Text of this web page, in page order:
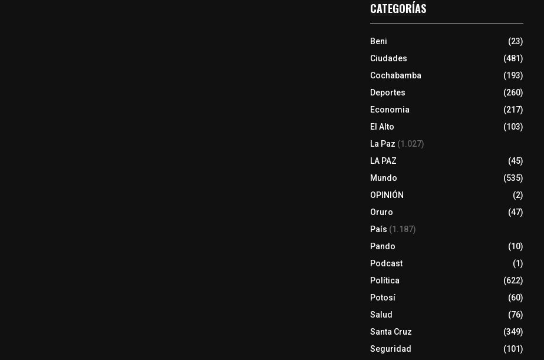
CATEGORÍAS
Beni
(23)
Ciudades
(481)
Cochabamba
(193)
Deportes
(260)
Economia
(217)
El Alto
(103)
La Paz (1.027)
LA PAZ
(45)
Mundo
(535)
OPINIÓN
(2)
Oruro
(47)
País (1.187)
Pando
(10)
Podcast
(1)
Política
(622)
Potosí
(60)
Salud
(76)
Santa Cruz
(349)
Seguridad
(101)